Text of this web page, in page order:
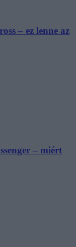
– ez lenne az
– miért